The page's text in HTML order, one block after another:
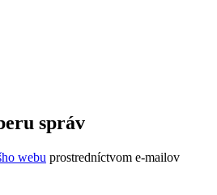
správ
webu prostredníctvom e-mailov